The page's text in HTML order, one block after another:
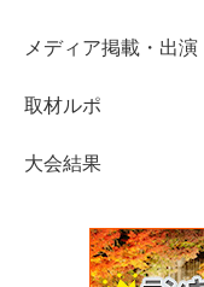
メディア掲載・出演
取材ルポ
大会結果